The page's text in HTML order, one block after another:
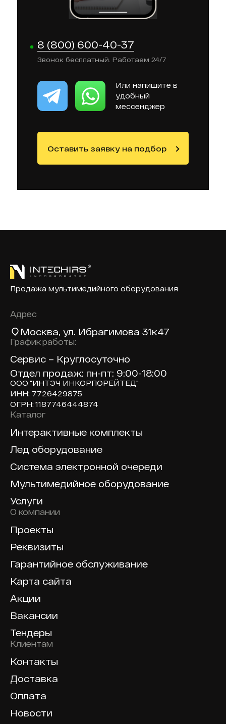
8 (800) 600-40-37
Звонок бесплатный. Работаем 24/7
Или напишите в
удобный
мессенджер
Оставить заявку на подбор
Продажа мультимедийного оборудования
Адрес
Москва, ул. Ибрагимова 31к47
График работы:
Сервис – Круглосуточно
Отдел продаж: пн-пт: 9:00-18:00
ООО "ИНТЭЧ ИНКОРПОРЕЙТЕД"
ИНН: 7726429875
ОГРН: 1187746444874
Доп навигация по сайту
Каталог
Интерактивные комплекты
Лед оборудование
Система электронной очереди
Мультимедийное оборудование
Услуги
О компании
Проекты
Реквизиты
Гарантийное обслуживание
Карта сайта
Акции
Вакансии
Тендеры
Клиентам
Контакты
Доставка
Оплата
Новости